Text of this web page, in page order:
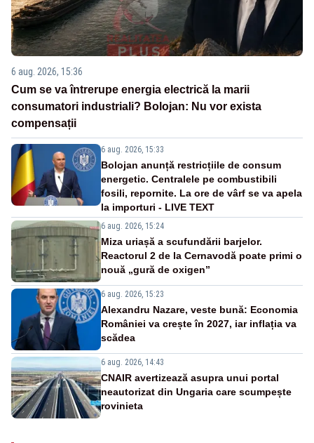
6 aug. 2026, 15:36
Cum se va întrerupe energia electrică la marii
consumatori industriali? Bolojan: Nu vor exista
compensații
6 aug. 2026, 15:33
Bolojan anunță restricțiile de consum
energetic. Centralele pe combustibili
fosili, repornite. La ore de vârf se va apela
la importuri - LIVE TEXT
6 aug. 2026, 15:24
Miza uriașă a scufundării barjelor.
Reactorul 2 de la Cernavodă poate primi o
nouă „gură de oxigen”
6 aug. 2026, 15:23
Alexandru Nazare, veste bună: Economia
României va crește în 2027, iar inflația va
scădea
6 aug. 2026, 14:43
CNAIR avertizează asupra unui portal
neautorizat din Ungaria care scumpește
rovinieta